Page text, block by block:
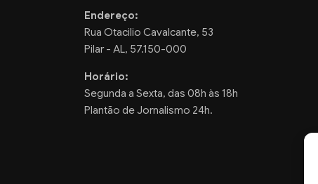
Endereço:
Rua Otacilio Cavalcante, 53
Pilar - AL, 57.150-000
Horário:
Segunda a Sexta, das 08h às 18h
Plantão de Jornalismo 24h.